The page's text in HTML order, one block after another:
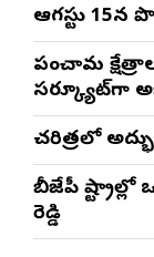
ఆగస్టు 15న
పంచారామ
సర్క్యూట్‌గా
చరిత్రలో
బీజేపీ
రెడ్డి